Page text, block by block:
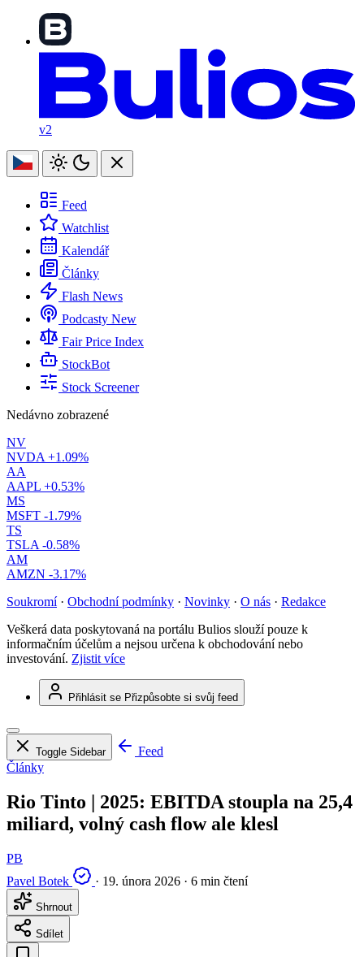
v2
Feed
Watchlist
Kalendář
Články
Flash News
Podcasty New
Fair Price Index
StockBot
Stock Screener
Nedávno zobrazené
NV
NVDA +1.09%
AA
AAPL +0.53%
MS
MSFT -1.79%
TS
TSLA -0.58%
AM
AMZN -3.17%
Soukromí · Obchodní podmínky · Novinky · O nás · Redakce
Veškerá data poskytovaná na portálu Bulios slouží pouze k
informačním účelům a nejsou určena k obchodování nebo
investování. Zjistit více
Přihlásit se Přizpůsobte si svůj feed
Toggle Sidebar
Feed
Články
Rio Tinto | 2025: EBITDA stoupla na 25,4
miliard, volný cash flow ale klesl
PB
Pavel Botek
· 19. února 2026 · 6 min čtení
Shrnout
Sdílet